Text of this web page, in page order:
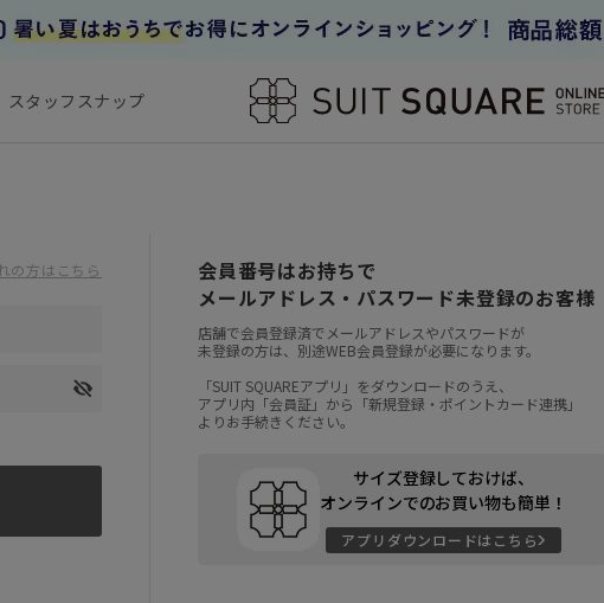
スタッフスナップ
の方はこちら
会員番号はお持ちで
メールアドレス・パスワード未登録のお客様
店舗で会員登録済でメールアドレスやパスワードが
未登録の方は、別途WEB会員登録が必要になります。
「SUIT SQUAREアプリ」をダウンロードのうえ、
アプリ内「会員証」から「新規登録・ポイントカード連携」
よりお手続きください。
サイズ登録しておけば、
オンラインでのお買い物も簡単！
アプリダウンロードはこちら